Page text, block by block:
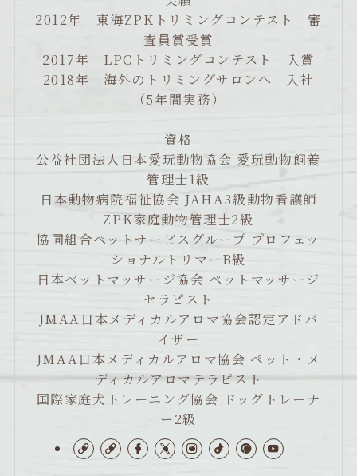
2012年 東海ZPKトリミングコンテスト 審
査員賞受賞
2017年 LPCトリミングコンテスト 入賞
2018年 海外のトリミングサロンへ 入社
（5年間実務）
資格
公益社団法人日本愛玩動物協会 愛玩動物飼養
管理士1級
日本動物病院福祉協会 JAHA3級動物看護師
ZPK家庭動物管理士2級
協同組合ペットサービスグループ プロフェッ
ショナルトリマーB級
日本ペットマッサージ協会 ペットマッサージ
セラピスト
JMAA日本メディカルアロマ協会認定アドバ
イザー
JMAA日本メディカルアロマ協会 ペット・メ
ディカルアロマテラピスト
国際家庭犬トレーニング協会 ドッグトレーナ
ー2級